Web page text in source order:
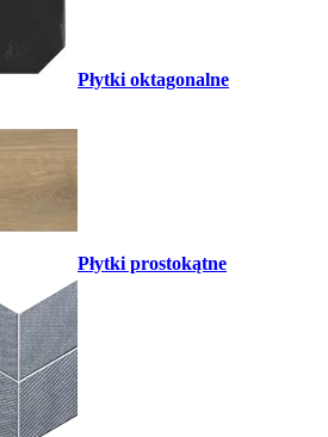
Płytki oktagonalne
Płytki prostokątne